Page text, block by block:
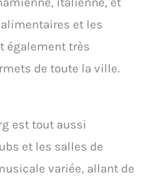
alimentaires et les
également très
de toute la ville.
est tout aussi
et les salles de
variée, allant de